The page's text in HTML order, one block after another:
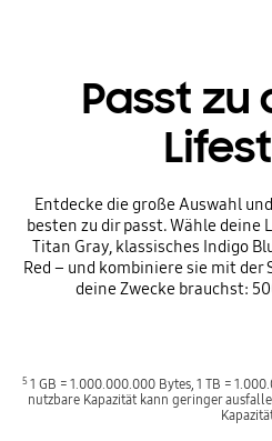
Passt zu
Entdecke die große Auswahl
besten zu dir passt. Wähle deine
Titan Gray, klassisches Indigo
Red – und kombiniere sie mit der
deine Zwecke brauchst:
51 GB = 1.000.000.000 Bytes, 1 TB =
nutzbare Kapazität kann geringer